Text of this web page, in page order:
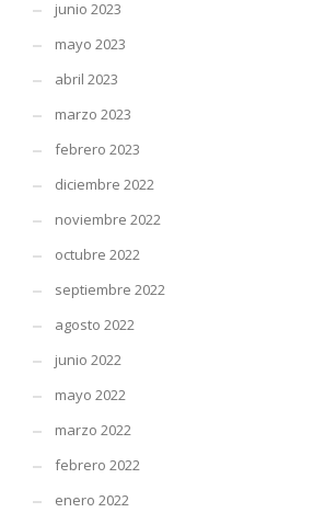
junio 2023
mayo 2023
abril 2023
marzo 2023
febrero 2023
diciembre 2022
noviembre 2022
octubre 2022
septiembre 2022
agosto 2022
junio 2022
mayo 2022
marzo 2022
febrero 2022
enero 2022